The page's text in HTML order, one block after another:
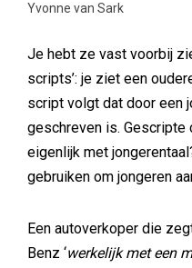
Yvonne van Sark
Je hebt ze vast voorbij
scripts’: je ziet een
script volgt dat door een
geschreven is.
eigenlijk met
gebruiken om jongeren
Een autoverkoper die
Benz ‘werkelijk met een